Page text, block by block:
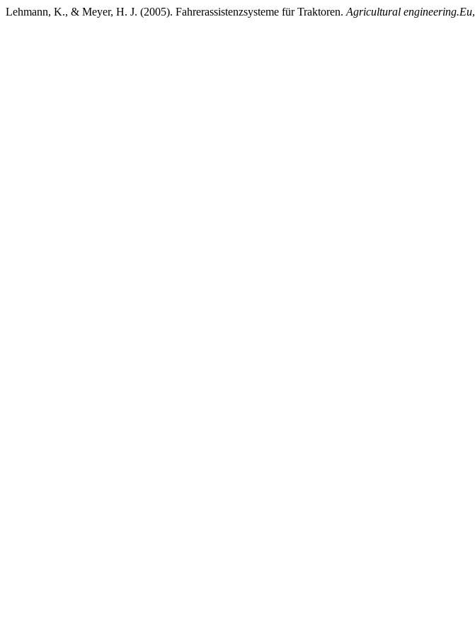
Lehmann, K., & Meyer, H. J. (2005). Fahrerassistenzsysteme für Traktoren. Agricultural engineering.Eu,